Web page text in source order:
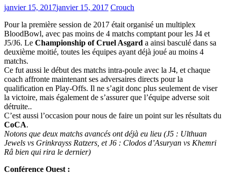
janvier 15, 2017janvier 15, 2017 Crouch
Pour la première session de 2017 était organisé un multiplex
BloodBowl, avec pas moins de 4 matchs comptant pour les J4 et
J5/J6. Le Championship of Cruel Asgard a ainsi basculé dans sa
deuxième moitié, toutes les équipes ayant déjà joué au moins 4
matchs.
Ce fut aussi le début des matchs intra-poule avec la J4, et chaque
coach affronte maintenant ses adversaires directs pour la
qualification en Play-Offs. Il ne s’agit donc plus seulement de viser
la victoire, mais également de s’assurer que l’équipe adverse soit
détruite..
C’est aussi l’occasion pour nous de faire un point sur les résultats du
CoCA.
Notons que deux matchs avancés ont déjà eu lieu (J5 : Ulthuan
Jewels vs Grinkrayss Ratzers, et J6 : Clodos d’Asuryan vs Khemri
Râ bien qui rira le dernier)
Conférence Ouest :